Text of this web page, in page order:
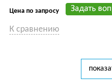
Цена по запросу
К сравнению